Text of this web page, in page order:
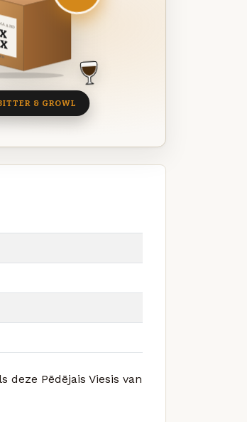
& GROWL
deze Pēdējais Viesis van